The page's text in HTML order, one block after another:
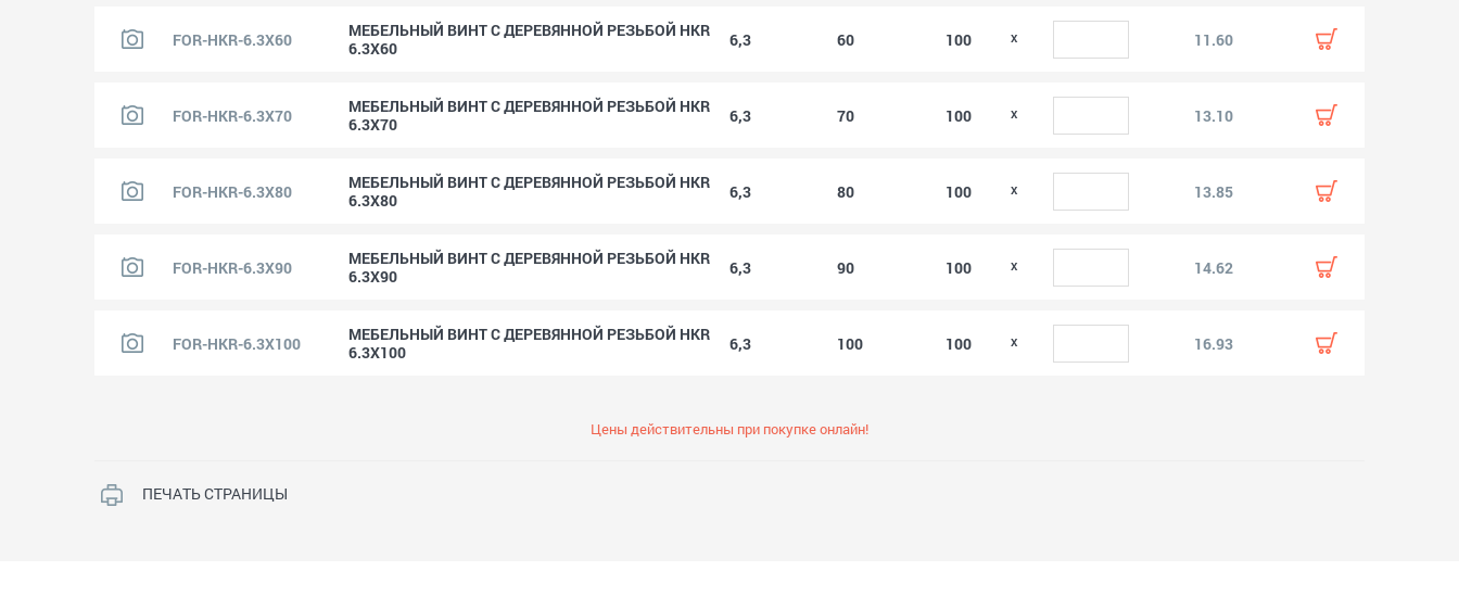
FOR-HKR-6.3X60
МЕБЕЛЬНЫЙ ВИНТ С ДЕРЕВЯННОЙ РЕЗЬБОЙ HKR
6.3X60
6,3 60 100 11.60
FOR-HKR-6.3X70
МЕБЕЛЬНЫЙ ВИНТ С ДЕРЕВЯННОЙ РЕЗЬБОЙ HKR
6.3X70
6,3 70 100 13.10
FOR-HKR-6.3X80
МЕБЕЛЬНЫЙ ВИНТ С ДЕРЕВЯННОЙ РЕЗЬБОЙ HKR
6.3X80
6,3 80 100 13.85
FOR-HKR-6.3X90
МЕБЕЛЬНЫЙ ВИНТ С ДЕРЕВЯННОЙ РЕЗЬБОЙ HKR
6.3X90
6,3 90 100 14.62
FOR-HKR-6.3X100
МЕБЕЛЬНЫЙ ВИНТ С ДЕРЕВЯННОЙ РЕЗЬБОЙ HKR
6.3X100
6,3 100 100 16.93
Цены действительны при покупке онлайн!
ПЕЧАТЬ СТРАНИЦЫ